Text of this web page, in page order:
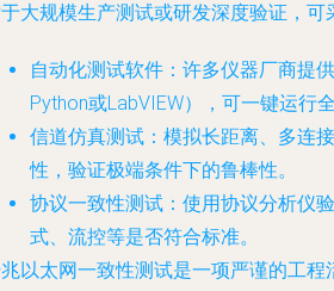
大规模生产测试或研发深度验证，可
自动化测试软件 ：许多仪器厂商提
Python或LabVIEW），可一键运行
信道仿真测试 ：模拟长距离、多连
性，验证极端条件下的鲁棒性。
协议一致性测试 ：使用协议分析仪
式、流控等是否符合标准。
以太网一致性测试是一项严谨的工